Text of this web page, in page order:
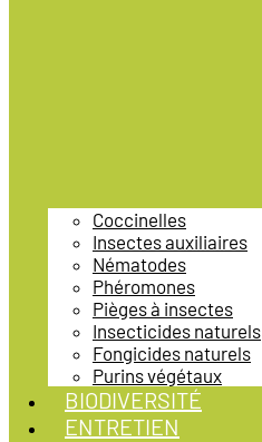
Coccinelles
Insectes auxiliaires
Nématodes
Phéromones
Pièges à insectes
Insecticides naturels
Fongicides naturels
Purins végétaux
BIODIVERSITÉ
ENTRETIEN